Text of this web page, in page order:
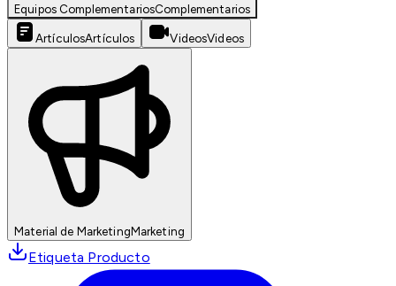
Equipos ComplementariosComplementarios
ArtículosArtículos VideosVideos
Material de MarketingMarketing
Etiqueta Producto